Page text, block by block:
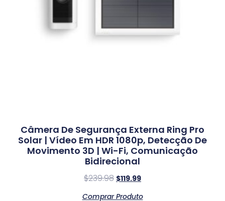
Câmera De Segurança Externa Ring Pro
Solar | Vídeo Em HDR 1080p, Detecção De
Movimento 3D | Wi-Fi, Comunicação
Bidirecional
$239.98 $119.99
Comprar Produto